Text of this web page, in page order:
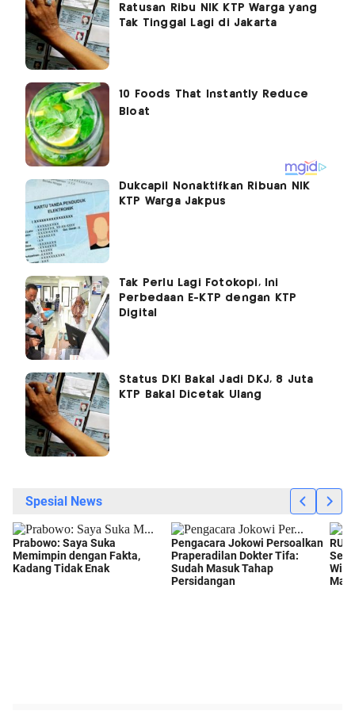
Ratusan Ribu NIK KTP Warga yang
Tak Tinggal Lagi di Jakarta
Dukcapil Nonaktifkan Ribuan NIK
KTP Warga Jakpus
Tak Perlu Lagi Fotokopi, Ini
Perbedaan E-KTP dengan KTP
Digital
Status DKI Bakal Jadi DKJ, 8 Juta
KTP Bakal Dicetak Ulang